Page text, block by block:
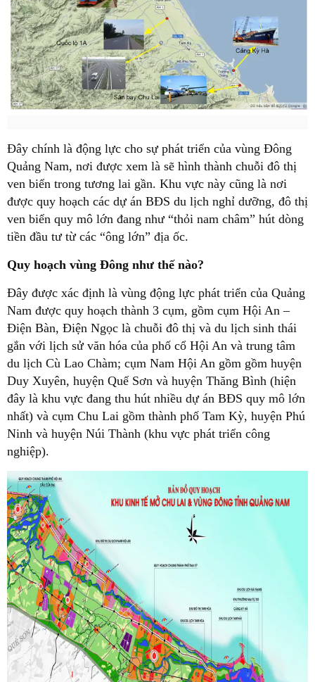
Đây chính là động lực cho sự phát triển của vùng Đông
Quảng Nam, nơi được xem là sẽ hình thành chuỗi đô thị
ven biển trong tương lai gần. Khu vực này cũng là nơi
được quy hoạch các dự án BĐS du lịch nghỉ dưỡng, đô thị
ven biển quy mô lớn đang như “thỏi nam châm” hút dòng
tiền đầu tư từ các “ông lớn” địa ốc.
Quy hoạch vùng Đông như thế nào?
Đây được xác định là vùng động lực phát triển của Quảng
Nam được quy hoạch thành 3 cụm, gồm cụm Hội An –
Điện Bàn, Điện Ngọc là chuỗi đô thị và du lịch sinh thái
gắn với lịch sử văn hóa của phố cổ Hội An và trung tâm
du lịch Cù Lao Chàm; cụm Nam Hội An gồm gồm huyện
Duy Xuyên, huyện Quế Sơn và huyện Thăng Bình (hiện
đây là khu vực đang thu hút nhiều dự án BĐS quy mô lớn
nhất) và cụm Chu Lai gồm thành phố Tam Kỳ, huyện Phú
Ninh và huyện Núi Thành (khu vực phát triển công
nghiệp).